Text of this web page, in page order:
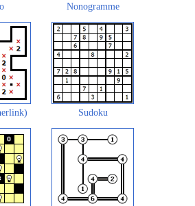
Nonogramme
Sudoku